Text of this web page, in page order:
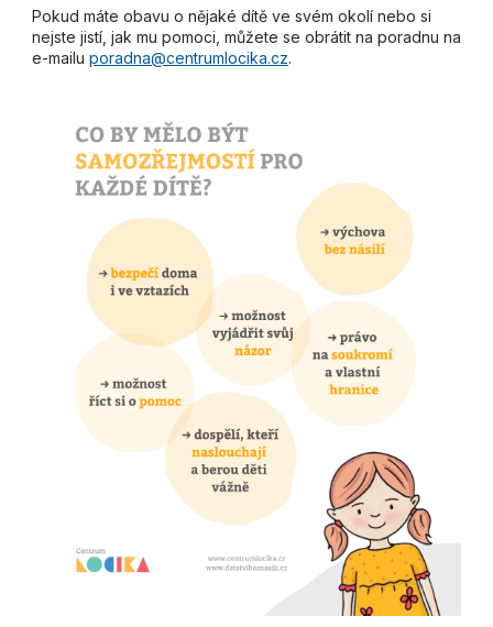
Pokud máte obavu o nějaké dítě ve svém okolí nebo si
nejste jistí, jak mu pomoci, můžete se obrátit na poradnu na
e-mailu poradna@centrumlocika.cz.